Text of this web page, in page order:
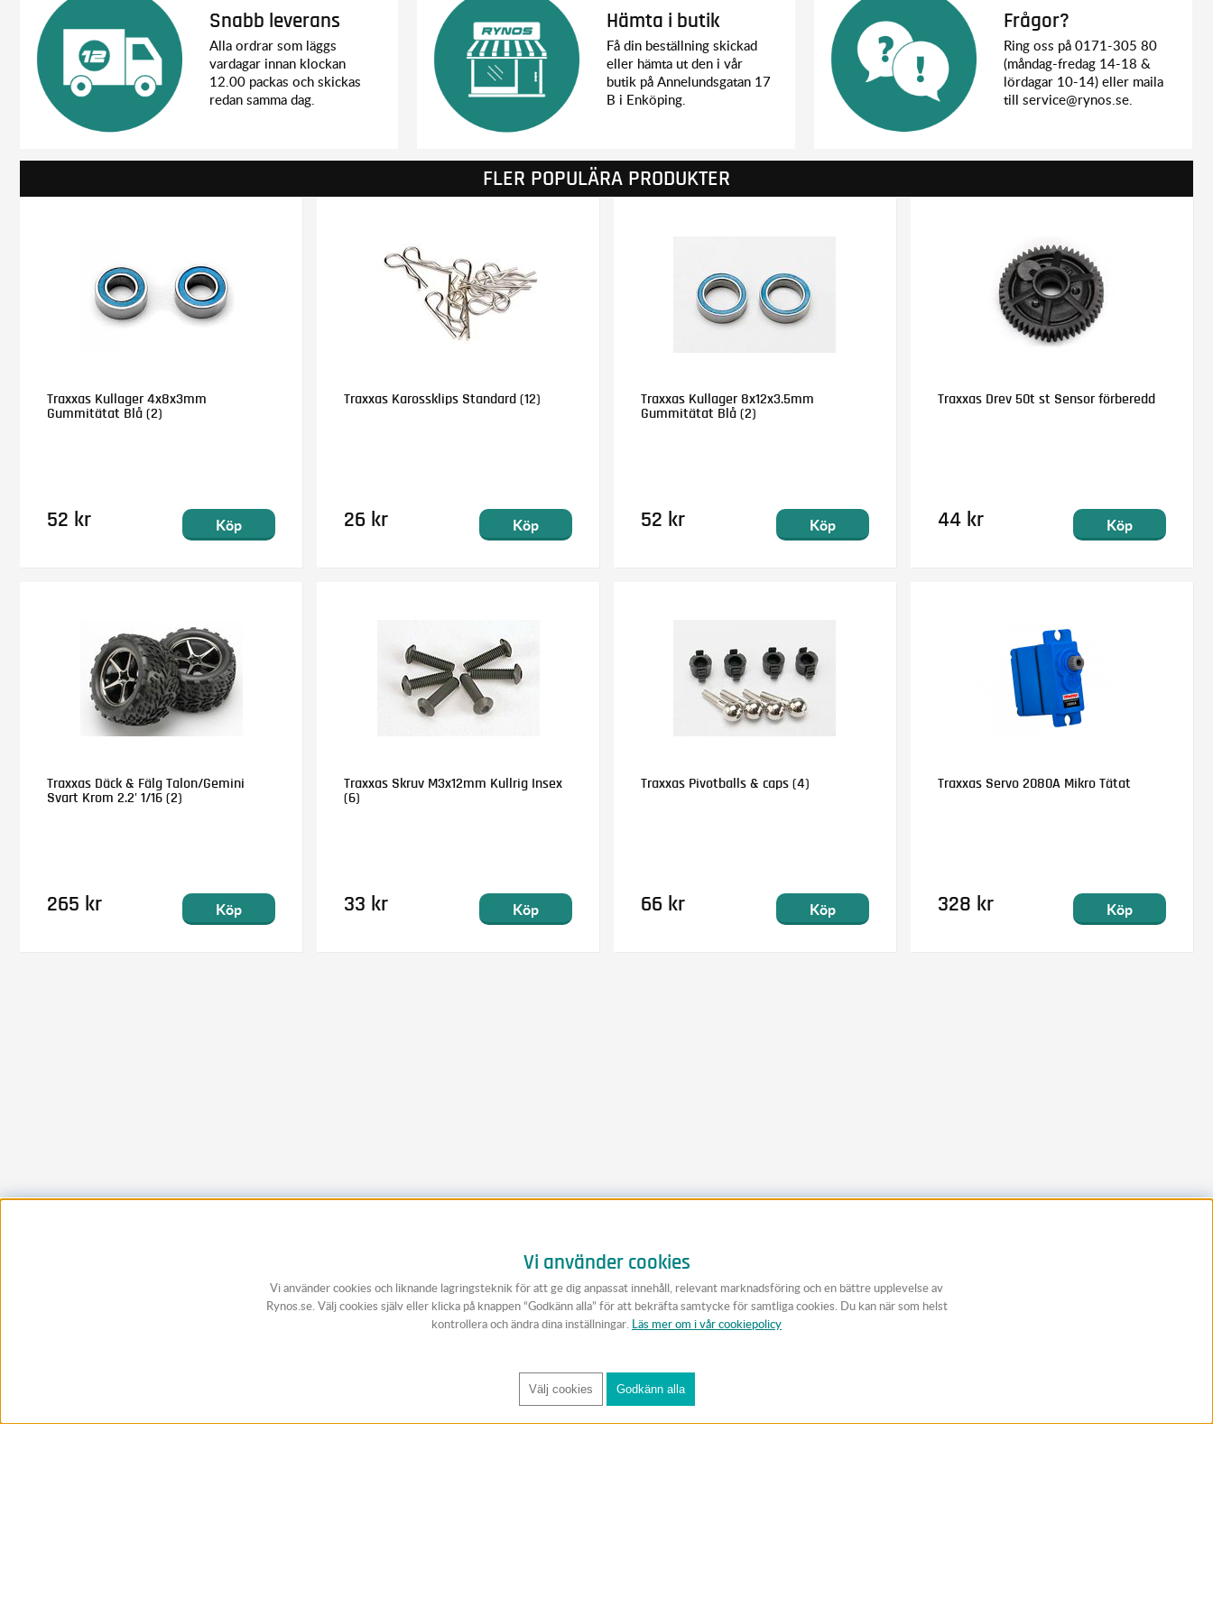
Snabb leverans
Alla ordrar som läggs
vardagar innan klockan
12.00 packas och skickas
redan samma dag.
Hämta i butik
Få din beställning skickad
eller hämta ut den i vår
butik på Annelundsgatan 17
B i Enköping.
Frågor?
Ring oss på 0171-305 80
(måndag-fredag 14-18 &
lördagar 10-14) eller maila
till service@rynos.se.
FLER POPULÄRA PRODUKTER
Traxxas Kullager 4x8x3mm
Gummitätat Blå (2)
52 kr Köp
Traxxas Karossklips Standard (12)
26 kr Köp
Traxxas Kullager 8x12x3.5mm
Gummitätat Blå (2)
52 kr Köp
Traxxas Drev 50t st Sensor förberedd
44 kr Köp
Traxxas Däck & Fälg Talon/Gemini
Svart Krom 2.2' 1/16 (2)
265 kr Köp
Traxxas Skruv M3x12mm Kullrig Insex
(6)
33 kr Köp
Traxxas Pivotballs & caps (4)
66 kr Köp
Traxxas Servo 2080A Mikro Tätat
328 kr Köp
Vi använder cookies
Vi använder cookies och liknande lagringsteknik för att ge dig anpassat innehåll, relevant marknadsföring och en bättre upplevelse av
Rynos.se. Välj cookies själv eller klicka på knappen “Godkänn alla” för att bekräfta samtycke för samtliga cookies. Du kan när som helst
kontrollera och ändra dina inställningar. Läs mer om i vår cookiepolicy
Välj cookies Godkänn alla